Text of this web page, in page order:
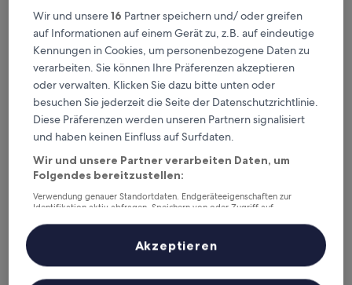
Gut,
(534
Bewertungen)
Preis
beträgt
132 €
inkl. Steuern & Gebühren
11. Aug.–12. Aug.
Dream's Hotel Puerto Rico
Dream's Hotel Puerto Rico
Dream's Hotel Puerto Rico
Wir und unsere16 Partner speichern und/ oder greifen
auf Informationen auf einem Gerät zu, z.B. auf eindeutige
Kennungen in Cookies, um personenbezogene Daten zu
verarbeiten. Sie können Ihre Präferenzen akzeptieren
oder verwalten. Klicken Sie dazu bitte unten oder
besuchen Sie jederzeit die Seite der Datenschutzrichtlinie.
Diese Präferenzen werden unseren Partnern signalisiert
und haben keinen Einfluss auf Surfdaten.
Wir und unsere Partner verarbeiten Daten, um
Folgendes bereitzustellen:
Verwendung genauer Standortdaten. Endgeräteeigenschaften zur
Identifikation aktiv abfragen. Speichern von oder Zugriff auf
Inhalte, Messung von Werbeleistung und der Performance von Inhalten,
Zielgruppenforschung sowie Entwicklung und Verbesserung von
Liste der Partner (Lieferanten)
Akzeptieren